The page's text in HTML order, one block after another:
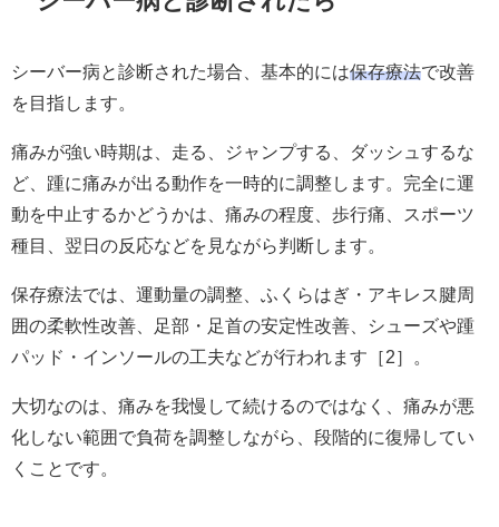
シーバー病と診断された場合、基本的には保存療法で改善
を目指します。
痛みが強い時期は、走る、ジャンプする、ダッシュするな
ど、踵に痛みが出る動作を一時的に調整します。完全に運
動を中止するかどうかは、痛みの程度、歩行痛、スポーツ
種目、翌日の反応などを見ながら判断します。
保存療法では、運動量の調整、ふくらはぎ・アキレス腱周
囲の柔軟性改善、足部・足首の安定性改善、シューズや踵
パッド・インソールの工夫などが行われます［2］。
大切なのは、痛みを我慢して続けるのではなく、痛みが悪
化しない範囲で負荷を調整しながら、段階的に復帰してい
くことです。